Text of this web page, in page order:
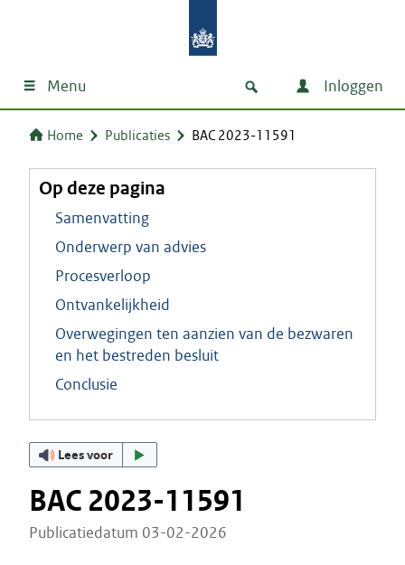
Menu Inloggen
Home Publicaties BAC 2023-11591
Op deze pagina
Samenvatting
Onderwerp van advies
Procesverloop
Ontvankelijkheid
Overwegingen ten aanzien van de bezwaren
en het bestreden besluit
Conclusie
Lees voor
BAC 2023-11591
Publicatiedatum 03-02-2026